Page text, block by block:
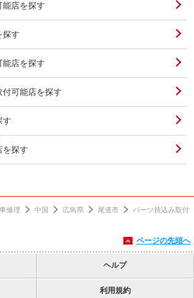
能店を探す
探す
能店を探す
付可能店を探す
す
を探す
修理 中国 広島県 尾道市 パーツ持込み取付
ページの先頭へ
ヘルプ
利用規約